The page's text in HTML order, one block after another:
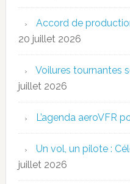
Accord de
20 juillet 2026
Voilures tournantes
juillet 2026
L’agenda aeroVFR
Un vol, un pilote :
juillet 2026